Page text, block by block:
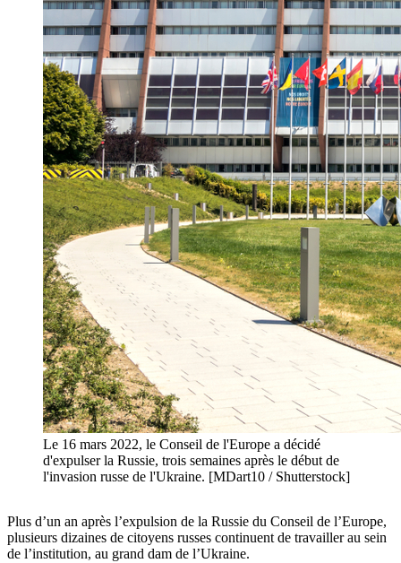
Le 16 mars 2022, le Conseil de l'Europe a décidé
d'expulser la Russie, trois semaines après le début de
l'invasion russe de l'Ukraine. [MDart10 / Shutterstock]
Plus d’un an après l’expulsion de la Russie du Conseil de l’Europe,
plusieurs dizaines de citoyens russes continuent de travailler au sein
de l’institution, au grand dam de l’Ukraine.